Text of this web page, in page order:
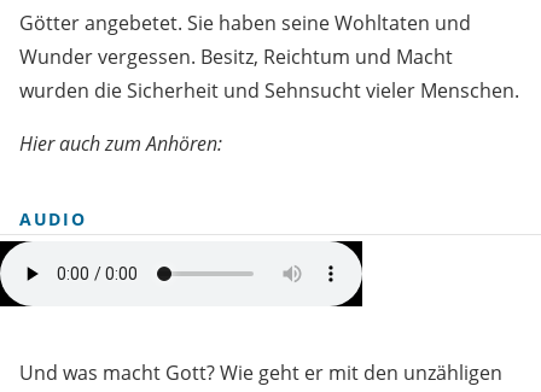
Götter angebetet. Sie haben seine Wohltaten und
Wunder vergessen. Besitz, Reichtum und Macht
wurden die Sicherheit und Sehnsucht vieler Menschen.
Hier auch zum Anhören:
AUDIO
Und was macht Gott? Wie geht er mit den unzähligen